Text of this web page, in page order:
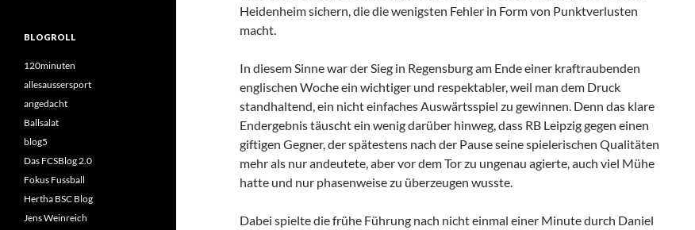
Heidenheim sichern, die die wenigsten Fehler in Form von Punktverlusten
macht.
In diesem Sinne war der Sieg in Regensburg am Ende einer kraftraubenden
englischen Woche ein wichtiger und respektabler, weil man dem Druck
standhaltend, ein nicht einfaches Auswärtsspiel zu gewinnen. Denn das klare
Endergebnis täuscht ein wenig darüber hinweg, dass RB Leipzig gegen einen
giftigen Gegner, der spätestens nach der Pause seine spielerischen Qualitäten
mehr als nur andeutete, aber vor dem Tor zu ungenau agierte, auch viel Mühe
hatte und nur phasenweise zu überzeugen wusste.
Dabei spielte die frühe Führung nach nicht einmal einer Minute durch Daniel
BLOGROLL
120minuten
allesaussersport
angedacht
Ballsalat
blog5
Das FCSBlog 2.0
Fokus Fussball
Hertha BSC Blog
Jens Weinreich